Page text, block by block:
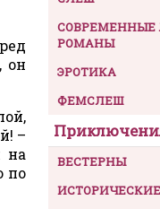
он
–
на
по
РОМАНЫ
ЭРОТИКА
ФЕМСЛЕШ
ВЕСТЕРНЫ